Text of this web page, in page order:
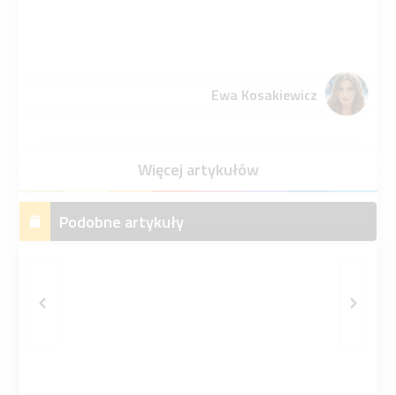
Ewa Kosakiewicz
Więcej artykułów
Podobne artykuły